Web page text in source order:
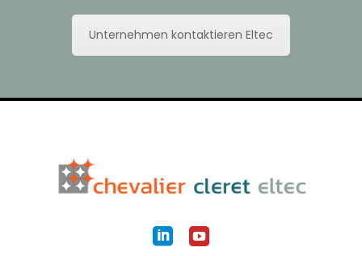
Unternehmen kontaktieren Eltec